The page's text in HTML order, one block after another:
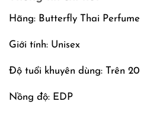
Hãng: Butterfly Thai Perfume
Giới tính: Unisex
Độ tuổi khuyên dùng: Trên 20
Nồng độ: EDP